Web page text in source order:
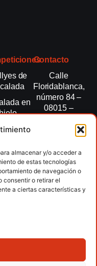
almacenar y/o acceder a
de estas tecnologías
de navegación o
consentir o retirar el
a ciertas características y
de
en
de
de
Contacto
Calle
Floridablanca,
número 84 –
08015 –
fedme@fedme.es
934 264 267
de Deportes de
porTOOOLS